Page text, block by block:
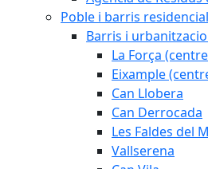
Poble i barris
Barris i
La Força
Eixample
Can Llobera
Can Derrocada
Les Faldes del
Vallserena